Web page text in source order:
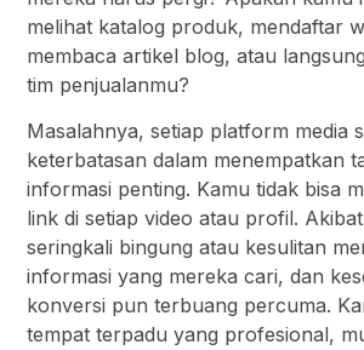
melihat katalog produk, mendaftar
membaca artikel blog, atau
tim penjualanmu?
Masalahnya, setiap platform media
keterbatasan dalam menempatkan
informasi penting. Kamu tidak bisa
link di setiap video atau profil.
seringkali bingung atau kesulitan
informasi yang mereka cari, dan
konversi pun terbuang percuma.
tempat terpadu yang profesional,